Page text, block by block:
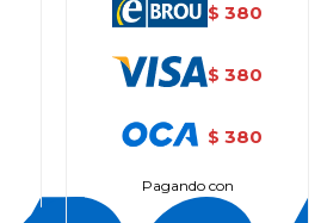
$ 380
$ 380
$ 380
Pagando con